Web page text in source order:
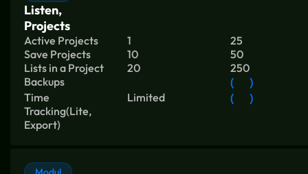
Listen,
Projects
Active Projects 1
25
Save Projects
10
50
Lists in a Project
20
250
Backups
( )
Time
Tracking(Lite,
Export)
Limited ( )